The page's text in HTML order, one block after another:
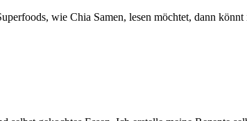
wie Chia Samen, lesen möchtet, dann könnt